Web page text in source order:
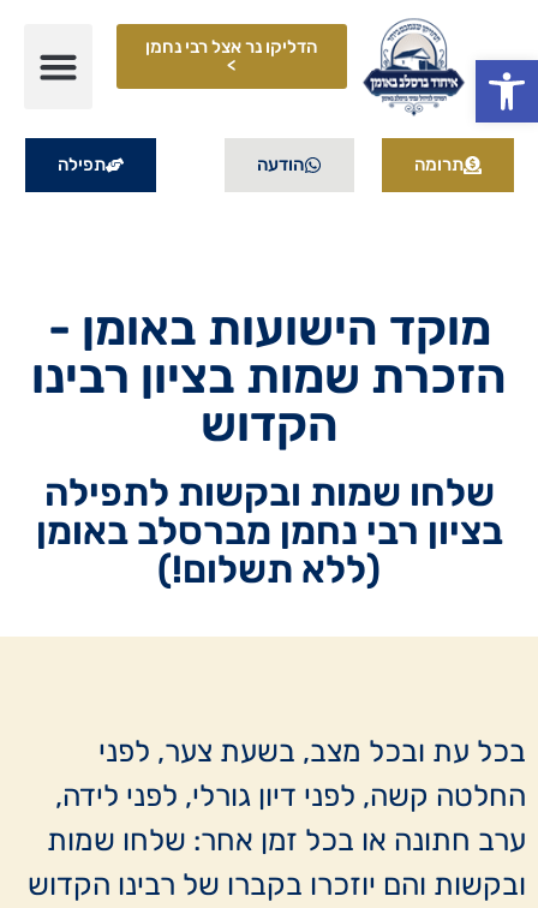
פתח סרגל נגישות
הדליקו נר אצל רבי נחמן
>
תרומה הודעה תפילה
מוקד הישועות באומן -
הזכרת שמות בציון רבינו
הקדוש
שלחו שמות ובקשות לתפילה
בציון רבי נחמן מברסלב באומן
(ללא תשלום!)
בכל עת ובכל מצב, בשעת צער, לפני
החלטה קשה, לפני דיון גורלי, לפני לידה,
ערב חתונה או בכל זמן אחר: שלחו שמות
ובקשות והם יוזכרו בקברו של רבינו הקדוש